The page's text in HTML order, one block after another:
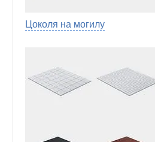
Цоколя на могилу